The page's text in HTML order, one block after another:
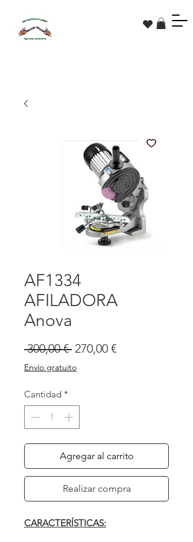
AF1334
AFILADORA
Anova
300,00 € Precio
270,00 €Precio
Envío gratuito
Cantidad *
Agregar al carrito
Realizar compra
CARACTERÍSTICAS: